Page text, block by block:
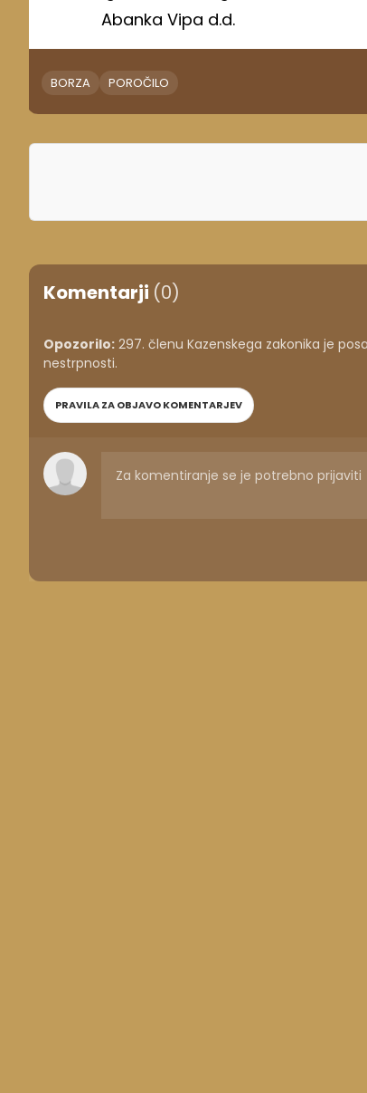
Abanka Vipa d.d.
BORZA POROČILO
Komentarji (0)
Opozorilo: 297. členu Kazenskega zakonika je
nestrpnosti.
PRAVILA ZA OBJAVO KOMENTARJEV